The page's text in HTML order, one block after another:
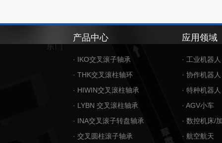
产品中心
· IKO交叉滚子轴承
· THK交叉滚柱轴环
· HIWIN交叉滚柱轴承
· LYBN 交叉滚柱轴承
· INA交叉滚子转盘轴承
· 交叉圆柱滚子轴承
应用领域
· 工业机器人
· 协作机器人
· 特种机器人
· AGV小车
· 数控机床/
· 航空航天